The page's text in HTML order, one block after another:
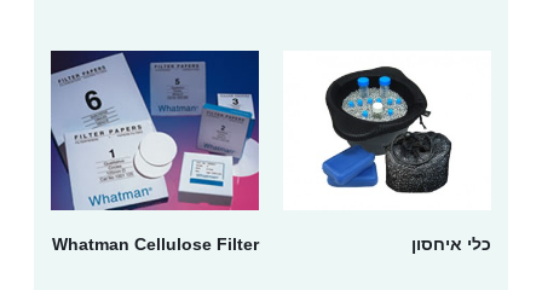
כלי איחסון Whatman Cellulose Filter